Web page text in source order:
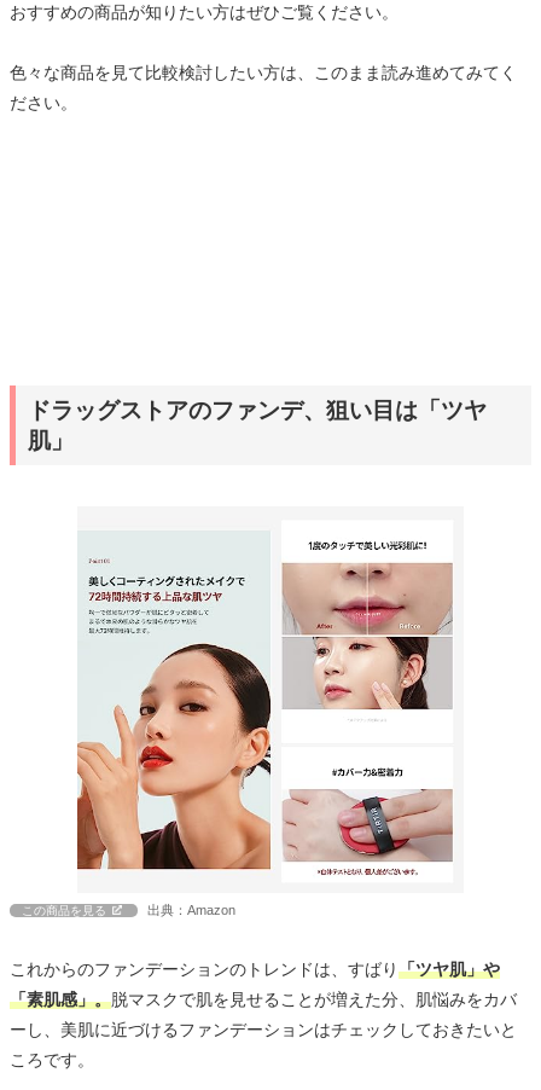
おすすめの商品が知りたい方はぜひご覧ください。
色々な商品を見て比較検討したい方は、このまま読み進めてみてく
ださい。
ドラッグストアのファンデ、狙い目は「ツヤ
肌」
この商品を見る 出典：Amazon
これからのファンデーションのトレンドは、すばり「ツヤ肌」や
「素肌感」。脱マスクで肌を見せることが増えた分、肌悩みをカバ
ーし、美肌に近づけるファンデーションはチェックしておきたいと
ころです。